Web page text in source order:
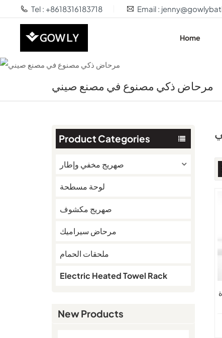
Tel : +8618316183718 Email :
Home
مرحاض ذكي مصنوع في مصنع صيني
Product Categories
صهريج مخفي وإطار
لوحة مسطحة
صهريج مكشوف
مرحاض سيراميك
ملحقات الحمام
Electric Heated Towel Rack
New Products